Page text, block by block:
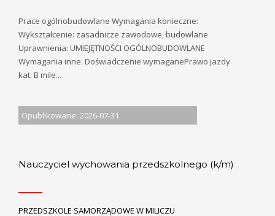
Prace ogólnobudowlane Wymagania konieczne:
Wykształcenie: zasadnicze zawodowe, budowlane
Uprawnienia: UMIEJĘTNOŚCI OGÓLNOBUDOWLANE
Wymagania inne: Doświadczenie wymaganePrawo jazdy
kat. B mile...
Opublikowane: 2026-07-31
Nauczyciel wychowania przedszkolnego (k/m)
PRZEDSZKOLE SAMORZĄDOWE W MILICZU